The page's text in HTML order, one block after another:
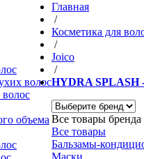
волос
объема
Главная
/
Косметика для
/
Joico
/
HYDRA SPLASH
Все товары бренда
Все товары
Бальзамы-
Маски